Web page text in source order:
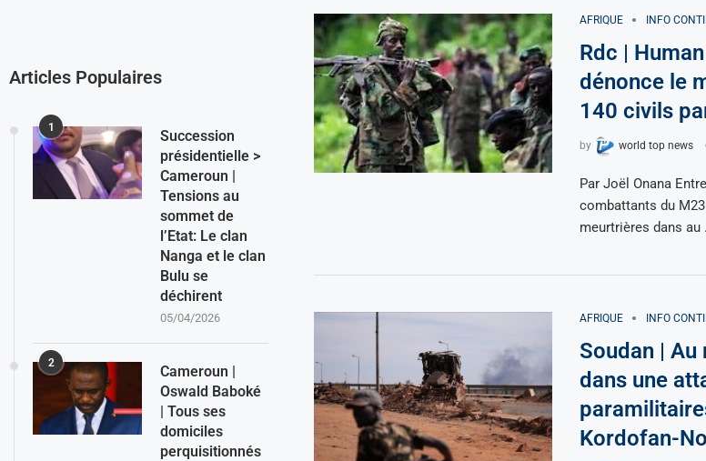
AFRIQUE INFO
Rdc |
dénonce le
140 civils
by world top news
Par Joël Onana
combattants du
meurtrières dans au
AFRIQUE INFO
Soudan |
dans une
Kordofan-
Articles Populaires
1
Succession
présidentielle >
Cameroun |
Tensions au
sommet de
l’Etat: Le clan
Nanga et le clan
Bulu se
déchirent
05/04/2026
2
Cameroun |
Oswald Baboké
| Tous ses
domiciles
perquisitionnés